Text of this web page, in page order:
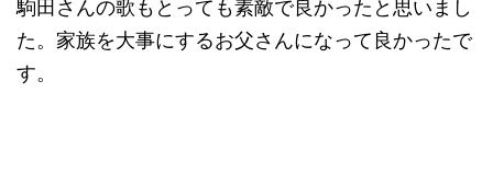
た。家族を大事にするお父さんになって良かったで
す。